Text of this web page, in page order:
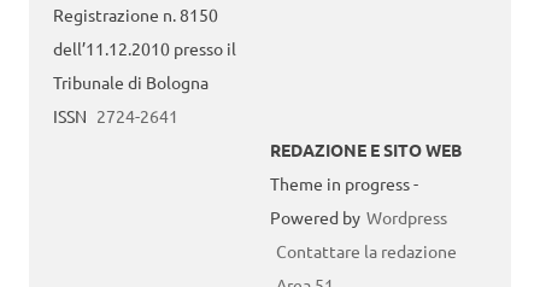
Registrazione n. 8150
dell’11.12.2010 presso il
Tribunale di Bologna
ISSN 2724-2641
REDAZIONE E SITO WEB
Theme in progress -
Powered by Wordpress
Contattare la redazione